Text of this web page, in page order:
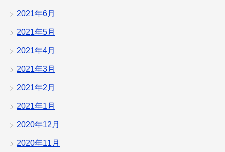
2021年6月
2021年5月
2021年4月
2021年3月
2021年2月
2021年1月
2020年12月
2020年11月